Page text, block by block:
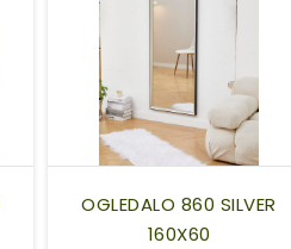
OGLEDALO 860 SILVER
160X60